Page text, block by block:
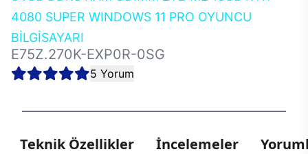
4080 SUPER WINDOWS 11 PRO OYUNCU
BİLGİSAYARI
E75Z.270K-EXP0R-0SG
5 Yorum
Teknik Özellikler İncelemeler